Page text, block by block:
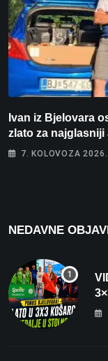
Ivan iz Bjelovara
zlato za najglasniji
sustav i srušio
7. KOLOVOZA 2026.
NEDAVNE